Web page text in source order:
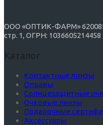
ООО «ОПТИК-ФАРМ»
стр. 1, ОГРН: 1036605214458
Каталог
Контактные линзы
Оправы
Солнцезащитные
Очковые линзы
Подарочные
Аксессуары